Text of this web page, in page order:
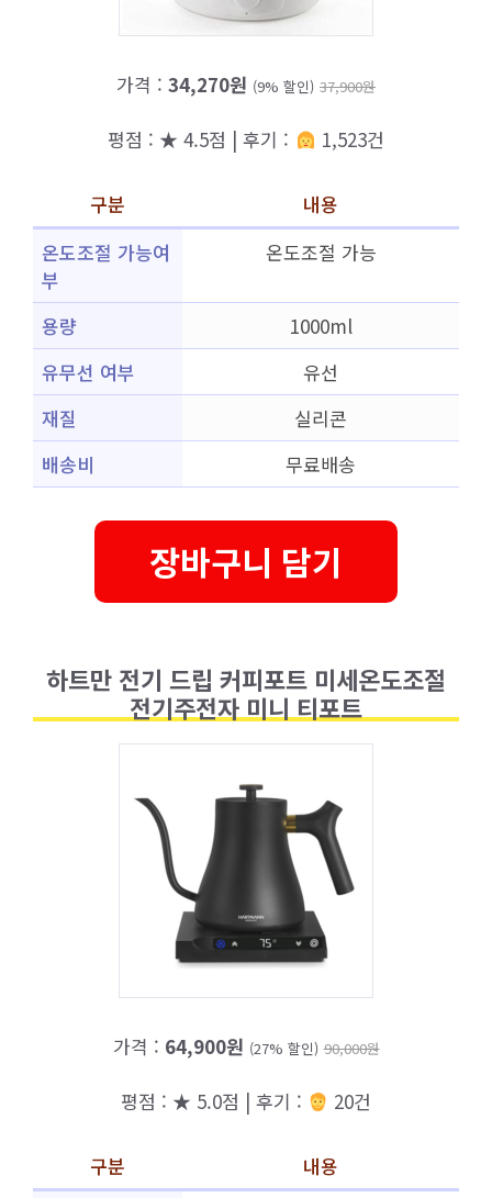
가격 : 34,270원 (9% 할인) 37,900원
평점 : ★ 4.5점 | 후기 : 1,523건
구분
내용
온도조절 가능여
부
온도조절 가능
용량
1000ml
유무선 여부
유선
재질
실리콘
배송비
무료배송
장바구니 담기
하트만 전기 드립 커피포트 미세온도조절
전기주전자 미니 티포트
가격 : 64,900원 (27% 할인) 90,000원
평점 : ★ 5.0점 | 후기 : 20건
구분
내용